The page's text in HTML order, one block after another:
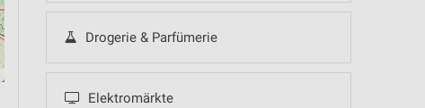
Drogerie & Parfümerie
Elektromärkte